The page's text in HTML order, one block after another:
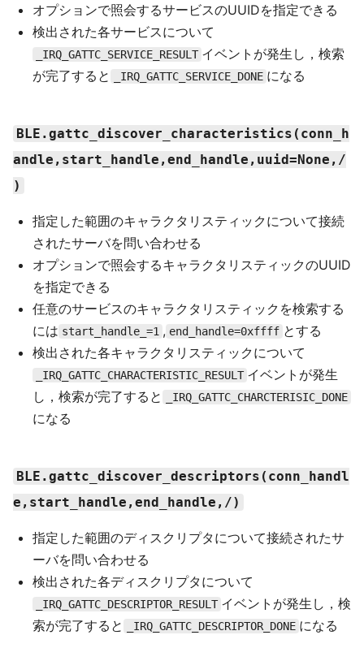
オプションで照会するサービスのUUIDを指定できる
検出された各サービスについて
_IRQ_GATTC_SERVICE_RESULT イベントが発生し，検索
が完了すると
_IRQ_GATTC_SERVICE_DONE になる
BLE.gattc_discover_characteristics(conn_h
andle,start_handle,end_handle,uuid=None,/
)
指定した範囲のキャラクタリスティックについて接続
されたサーバを問い合わせる
オプションで照会するキャラクタリスティックのUUID
を指定できる
任意のサービスのキャラクタリスティックを検索する
には start_handle_=1 , end_handle=0xffff とする
検出された各キャラクタリスティックについて
_IRQ_GATTC_CHARACTERISTIC_RESULT イベントが発生
し，検索が完了すると
_IRQ_GATTC_CHARCTERISIC_DONE
になる
BLE.gattc_discover_descriptors(conn_handl
e,start_handle,end_handle,/)
指定した範囲のディスクリプタについて接続されたサ
ーバを問い合わせる
検出された各ディスクリプタについて
_IRQ_GATTC_DESCRIPTOR_RESULT イベントが発生し，検
索が完了すると
_IRQ_GATTC_DESCRIPTOR_DONE になる